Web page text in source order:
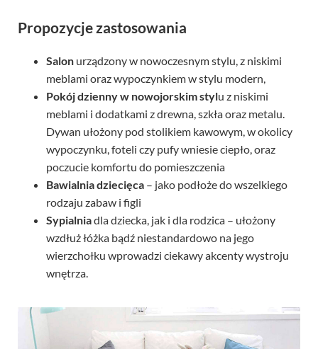
Propozycje zastosowania
Salon urządzony w nowoczesnym stylu, z niskimi
meblami oraz wypoczynkiem w stylu modern,
Pokój dzienny w nowojorskim stylu z niskimi
meblami i dodatkami z drewna, szkła oraz metalu.
Dywan ułożony pod stolikiem kawowym, w okolicy
wypoczynku, foteli czy pufy wniesie ciepło, oraz
poczucie komfortu do pomieszczenia
Bawialnia dziecięca – jako podłoże do wszelkiego
rodzaju zabaw i figli
Sypialniadla dziecka, jak i dla rodzica – ułożony
wzdłuż łóżka bądź niestandardowo na jego
wierzchołku wprowadzi ciekawy akcenty wystroju
wnętrza.